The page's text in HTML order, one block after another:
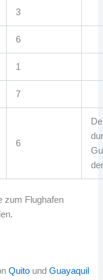
3
6
1
7
6
zum Flughafen
Quito undGuayaquil